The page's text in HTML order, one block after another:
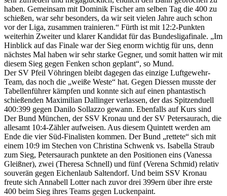
haben. Gemeinsam mit Dominik Fischer am selben Tag die 400 zu
schießen, war sehr besonders, da wir seit vielen Jahre auch schon
vor der Liga, zusammen trainieren.“ Fürth ist mit 12:2-Punkten
weiterhin Zweiter und klarer Kandidat für das Bundesligafinale. „Im
Hinblick auf das Finale war der Sieg enorm wichtig für uns, denn
nächstes Mal haben wir sehr starke Gegner, und somit hatten wir mit
diesem Sieg gegen Fenken schon geplant“, so Mund.
Der SV Pfeil Vöhringen bleibt dagegen das einzige Luftgewehr-
Team, das noch die „weiße Weste“ hat. Gegen Diessen musste der
Tabellenführer kämpfen und konnte sich auf einen phantastisch
schießenden Maximilian Dallinger verlassen, der das Spitzenduell
400:399 gegen Danilo Sollazzo gewann. Ebenfalls auf Kurs sind
Der Bund München, der SSV Kronau und der SV Petersaurach, die
allesamt 10:4-Zähler aufweisen. Aus diesem Quintett werden am
Ende die vier Süd-Finalisten kommen. Der Bund „rettete“ sich mit
einem 10:9 im Stechen von Christina Schwenk vs. Isabella Straub
zum Sieg, Petersaurach punktete an den Positionen eins (Vanessa
Gleißner), zwei (Theresa Schnell) und fünf (Verena Schmid) relativ
souverän gegen Eichenlaub Saltendorf. Und beim SSV Kronau
freute sich Annabell Lotter nach zuvor drei 399ern über ihre erste
400 beim Sieg ihres Teams gegen Luckenpaint.